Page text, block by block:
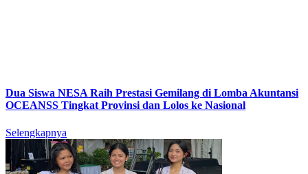
Dua Siswa NESA Raih Prestasi Gemilang di Lomba Akuntansi
OCEANSS Tingkat Provinsi dan Lolos ke Nasional
Selengkapnya